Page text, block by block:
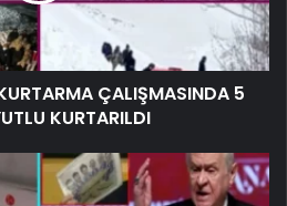
ÇALIŞMASINDA 5
KURTARILDI